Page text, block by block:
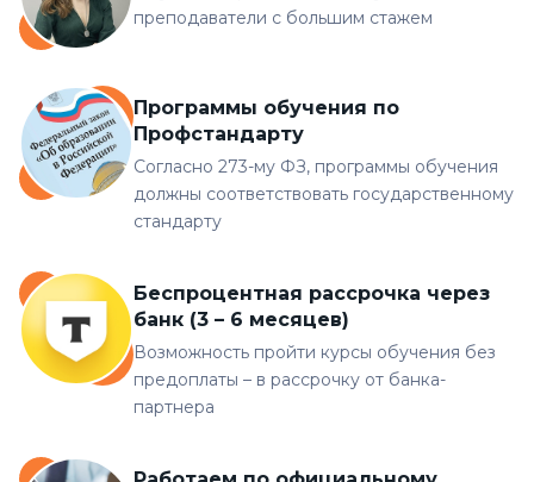
преподаватели с большим стажем
Программы обучения по
Профстандарту
Согласно 273-му ФЗ, программы обучения
должны соответствовать государственному
стандарту
Беспроцентная рассрочка через
банк (3 – 6 месяцев)
Возможность пройти курсы обучения без
предоплаты – в рассрочку от банка-
партнера